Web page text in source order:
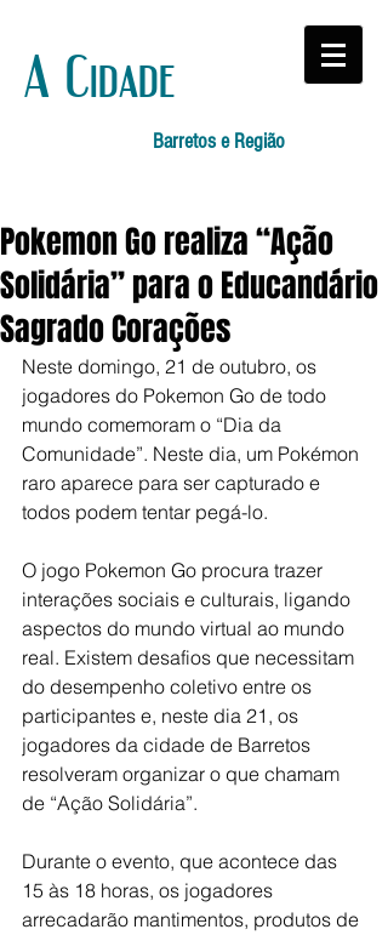
A Cidade
Barretos e Região
Pokemon Go realiza “Ação
Solidária” para o Educandário
Sagrado Corações
Neste domingo, 21 de outubro, os
jogadores do Pokemon Go de todo
mundo comemoram o “Dia da
Comunidade”. Neste dia, um Pokémon
raro aparece para ser capturado e
todos podem tentar pegá-lo.
O jogo Pokemon Go procura trazer
interações sociais e culturais, ligando
aspectos do mundo virtual ao mundo
real. Existem desafios que necessitam
do desempenho coletivo entre os
participantes e, neste dia 21, os
jogadores da cidade de Barretos
resolveram organizar o que chamam
de “Ação Solidária”.
Durante o evento, que acontece das
15 às 18 horas, os jogadores
arrecadarão mantimentos, produtos de